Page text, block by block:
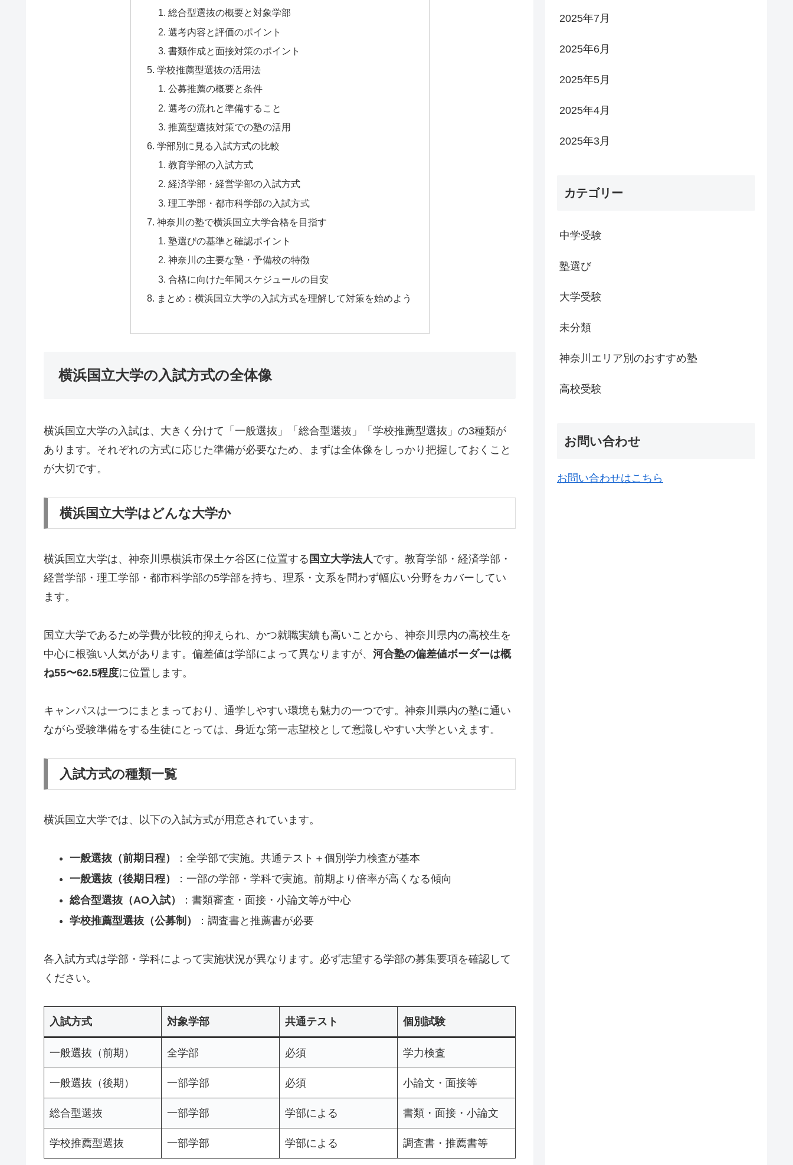
総合型選抜の概要と対象学部
選考内容と評価のポイント
書類作成と面接対策のポイント
学校推薦型選抜の活用法
公募推薦の概要と条件
選考の流れと準備すること
推薦型選抜対策での塾の活用
学部別に見る入試方式の比較
教育学部の入試方式
経済学部・経営学部の入試方式
理工学部・都市科学部の入試方式
神奈川の塾で横浜国立大学合格を目指す
塾選びの基準と確認ポイント
神奈川の主要な塾・予備校の特徴
合格に向けた年間スケジュールの目安
まとめ：横浜国立大学の入試方式を理解して対策を始めよう
横浜国立大学の入試方式の全体像
横浜国立大学の入試は、大きく分けて「一般選抜」「総合型選抜」「学校推薦型選抜」の3種類が
あります。それぞれの方式に応じた準備が必要なため、まずは全体像をしっかり把握しておくこと
が大切です。
横浜国立大学はどんな大学か
横浜国立大学は、神奈川県横浜市保土ケ谷区に位置する 国立大学法人です。教育学部・経済学部・
経営学部・理工学部・都市科学部の5学部を持ち、理系・文系を問わず幅広い分野をカバーしてい
ます。
国立大学であるため学費が比較的抑えられ、かつ就職実績も高いことから、神奈川県内の高校生を
中心に根強い人気があります。偏差値は学部によって異なりますが、 河合塾の偏差値ボーダーは概
ね55〜62.5程度に位置します。
キャンパスは一つにまとまっており、通学しやすい環境も魅力の一つです。神奈川県内の塾に通い
ながら受験準備をする生徒にとっては、身近な第一志望校として意識しやすい大学といえます。
入試方式の種類一覧
横浜国立大学では、以下の入試方式が用意されています。
一般選抜（前期日程）
：全学部で実施。共通テスト＋個別学力検査が基本
一般選抜（後期日程）
：一部の学部・学科で実施。前期より倍率が高くなる傾向
総合型選抜（AO入試）
：書類審査・面接・小論文等が中心
学校推薦型選抜（公募制）
：調査書と推薦書が必要
各入試方式は学部・学科によって実施状況が異なります。必ず志望する学部の募集要項を確認して
ください。
入試方式 対象学部 共通テスト 個別試験
一般選抜（前期） 全学部 必須 学力検査
一般選抜（後期） 一部学部 必須 小論文・面接等
総合型選抜 一部学部 学部による 書類・面接・小論文
学校推薦型選抜 一部学部 学部による 調査書・推薦書等
2025年7月
2025年6月
2025年5月
2025年4月
2025年3月
カテゴリー
中学受験
塾選び
大学受験
未分類
神奈川エリア別のおすすめ塾
高校受験
お問い合わせ
お問い合わせはこちら